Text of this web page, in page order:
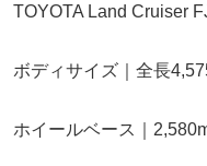
TOYOTA Land Cruiser
ボディサイズ｜全長
ホイールベース｜